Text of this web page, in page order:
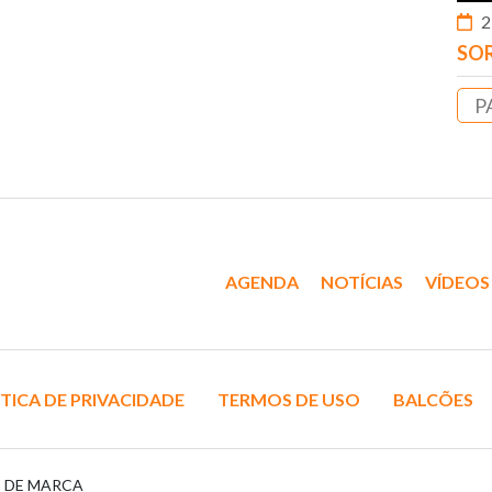
AGENDA NOTÍCIAS VÍDEOS
DE PRIVACIDADE TERMOS DE USO BALCÕES
MARCA